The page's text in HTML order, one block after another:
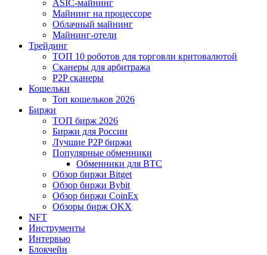
ASIC-майнинг
Майнинг на процессоре
Облачный майнинг
Майнинг-отели
Трейдинг
ТОП 10 роботов для торговли критовалютой
Сканеры для арбитража
P2P сканеры
Кошельки
Топ кошельков 2026
Биржи
ТОП бирж 2026
Биржи для России
Лучшие P2P биржи
Популярные обменники
Обменники для BTC
Обзор биржи Bitget
Обзор биржи Bybit
Обзор биржи CoinEx
Обзоры бирж OKX
NFT
Инструменты
Интервью
Блокчейн